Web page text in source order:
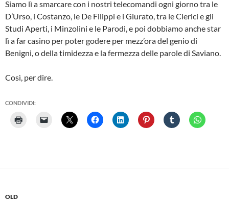
Siamo lì a smarcare con i nostri telecomandi ogni giorno tra le
D’Urso, i Costanzo, le De Filippi e i Giurato, tra le Clerici e gli
Studi Aperti, i Minzolini e le Parodi, e poi dobbiamo anche star
lì a far casino per poter godere per mezz’ora del genio di
Benigni, o della timidezza e la fermezza delle parole di Saviano.
Così, per dire.
CONDIVIDI:
OLD